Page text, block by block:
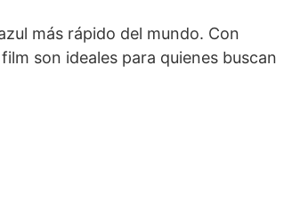
más rápido del mundo. Con
son ideales para quienes buscan